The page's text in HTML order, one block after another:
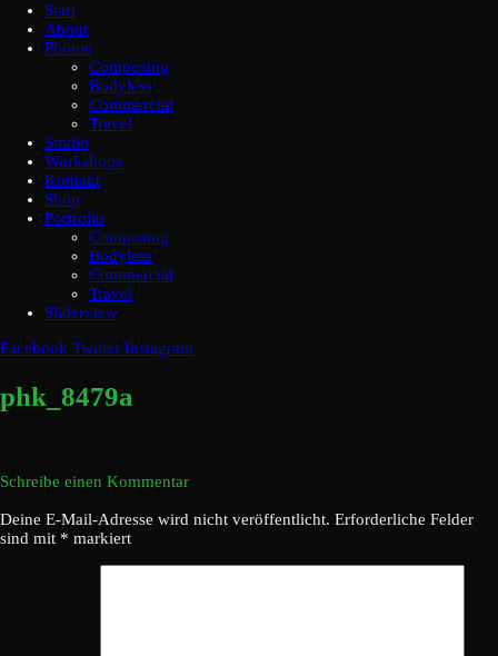
Start
About
Photos
Composing
Bodyless
Commercial
Travel
Studio
Workshops
Kontakt
Shop
Portfolio
Composing
Bodyless
Commercial
Travel
Sliderview
Facebook Twitter Instagram
phk_8479a
Schreibe einen Kommentar
Deine E-Mail-Adresse wird nicht veröffentlicht. Erforderliche Felder
sind mit * markiert